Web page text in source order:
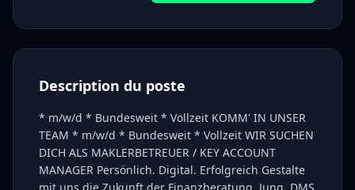
Description du poste
* m/w/d * Bundesweit * Vollzeit KOMM' IN UNSER
TEAM * m/w/d * Bundesweit * Vollzeit WIR SUCHEN
DICH ALS MAKLERBETREUER / KEY ACCOUNT
MANAGER Persönlich. Digital. Erfolgreich Gestalte